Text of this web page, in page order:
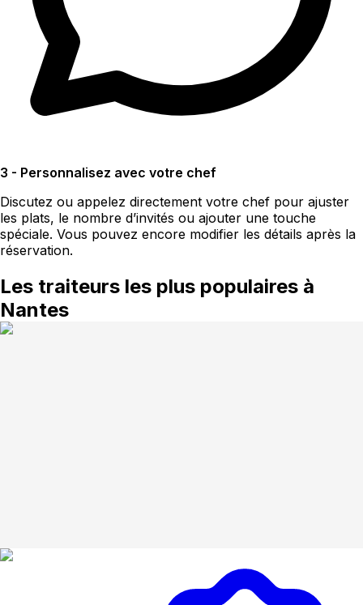
3 - Personnalisez avec votre chef
Discutez ou appelez directement votre chef pour ajuster
les plats, le nombre d’invités ou ajouter une touche
spéciale. Vous pouvez encore modifier les détails après la
réservation.
Les traiteurs les plus populaires à
Nantes